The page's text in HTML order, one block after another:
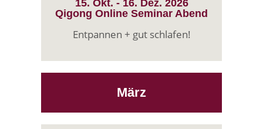
15. Okt. -16. Dez. 2026
Qigong Online Seminar Abend
Entpannen + gut schlafen!
März